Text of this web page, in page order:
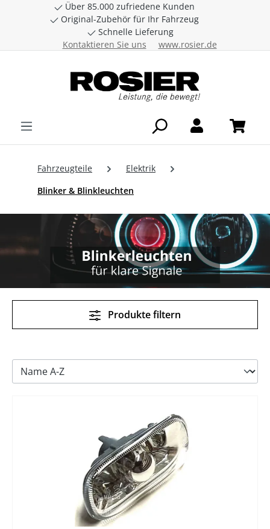
Zum Hauptinhalt springen
Über 85.000 zufriedene Kunden
Original-Zubehör für Ihr Fahrzeug
Schnelle Lieferung
Kontaktieren Sie uns
www.rosier.de
Fahrzeugteile
Elektrik
Blinker & Blinkleuchten
Produkte filtern